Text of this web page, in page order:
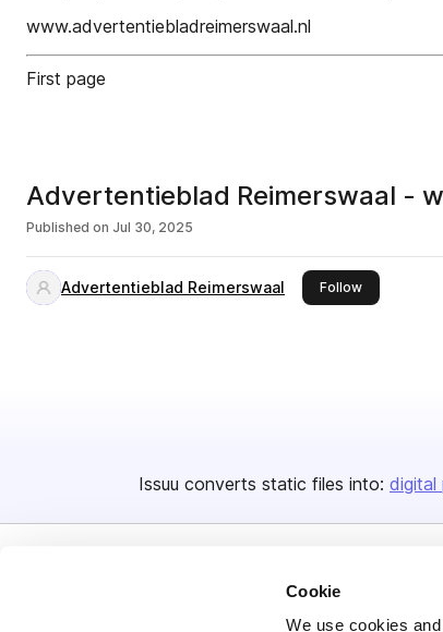
Cookie
We use cookies
www.advertentiebladreimerswaal.nl
First page
Advertentieblad Reimerswaal -
Published on Jul 30, 2025
Advertentieblad Reimerswaal Followthis publisher
Issuu converts static files into: digital